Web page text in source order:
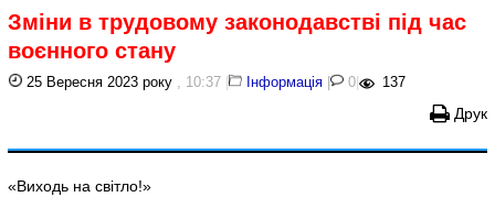
Зміни в трудовому законодавстві під час
воєнного стану
25 Вересня 2023 року , 10:37 | Інформація | 0 | 137
Друк
«Виходь на світло!»